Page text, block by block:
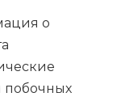
о
побочных